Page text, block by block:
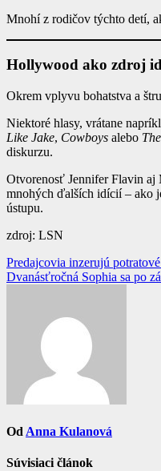
Mnohí z rodičov týchto detí,
Hollywood ako zdroj
Okrem vplyvu bohatstva a
Niektoré hlasy, vrátane
Like Jake, Cowboys alebo
diskurzu.
Otvorenosť Jennifer Flavin aj
mnohých ďalších idícií – ako
ústupu.
zdroj: LSN
Navigácia
v
Predajcovia inzerujú
Dvanásťročná Sophia sa po
Od Anna Kulanová
Súvisiaci článok